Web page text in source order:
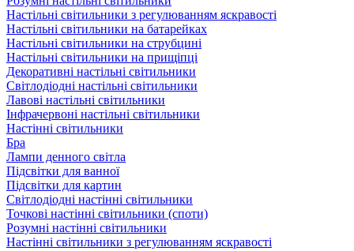
Настільні світильники з регулюванням яскравості
Настільні світильники на батарейках
Настільні світильники на струбцині
Настільні світильники на прищіпці
Декоративні настільні світильники
Світлодіодні настільні світильники
Лавові настільні світильники
Інфрачервоні настільні світильники
Настінні світильники
Бра
Лампи денного світла
Підсвітки для ванної
Підсвітки для картин
Світлодіодні настінні світильники
Точкові настінні світильники (споти)
Розумні настінні світильники
Настінні світильники з регулюванням яскравості